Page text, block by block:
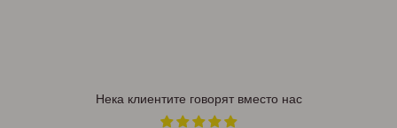
Нека клиентите говорят вместо нас